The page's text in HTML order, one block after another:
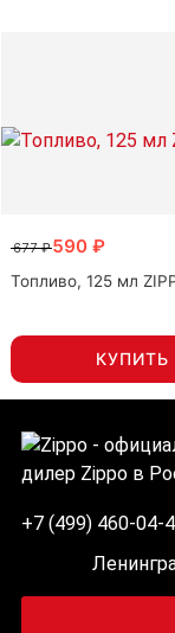
677 ₽590 ₽
Топливо, 125 мл
КУПИТЬ
+7 (499) 460-04-